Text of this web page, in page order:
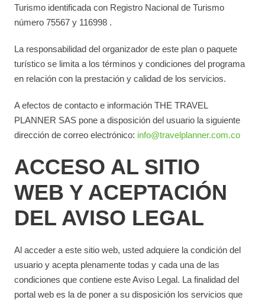
Turismo identificada con Registro Nacional de Turismo
número 75567 y 116998 .
La responsabilidad del organizador de este plan o paquete
turístico se limita a los términos y condiciones del programa
en relación con la prestación y calidad de los servicios.
A efectos de contacto e información THE TRAVEL
PLANNER SAS pone a disposición del usuario la siguiente
dirección de correo electrónico: info@travelplanner.com.co
ACCESO AL SITIO
WEB Y ACEPTACIÓN
DEL AVISO LEGAL
Al acceder a este sitio web, usted adquiere la condición del
usuario y acepta plenamente todas y cada una de las
condiciones que contiene este Aviso Legal. La finalidad del
portal web es la de poner a su disposición los servicios que